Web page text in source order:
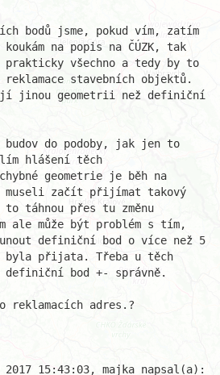
bodů jsme, pokud vím, zatím
na popis na ČÚZK, tak
prakticky všechno a tedy by to
stavebních objektů.
jinou geometrii než definiční
budov do podoby, jak jen to
hlášení těch
geometrie je běh na
museli začít přijímat takový
to táhnou přes tu změnu
ale může být problém s tím,
definiční bod o více než 5
byla přijata. Třeba u těch
definiční bod +- správně.
o reklamacích adres.?
15:43:03, majka napsal(a):